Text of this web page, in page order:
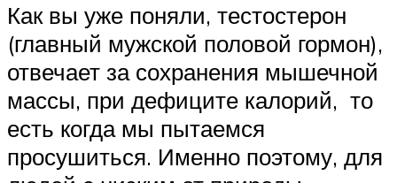
Как вы уже поняли, тестостерон
(главный мужской половой гормон),
отвечает за сохранения мышечной
массы, при дефиците калорий, то
есть когда мы пытаемся
просушиться. Именно поэтому, для